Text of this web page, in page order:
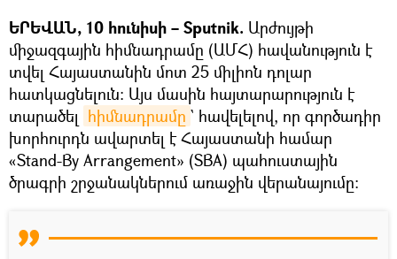
ԵՐԵՎԱՆ, 10 հունիսի – Sputnik. Արժույթի
միջազգային հիմնադրամը (ԱՄՀ) հավանություն է
տվել Հայաստանին մոտ 25 միլիոն դոլար
հատկացնելուն։ Այս մասին հայտարարություն է
տարածել հիմնադրամը ` հավելելով, որ գործադիր
խորհուրդն ավարտել է Հայաստանի համար
«Stand-By Arrangement» (SBA) պահուստային
ծրագրի շրջանակներում առաջին վերանայումը։